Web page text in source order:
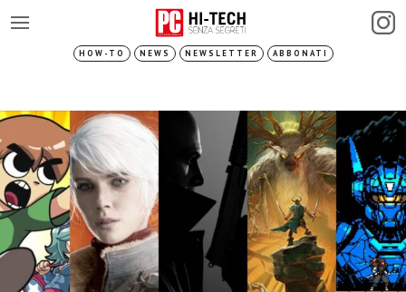
HOW-TO NEWS NEWSLETTER ABBONATI